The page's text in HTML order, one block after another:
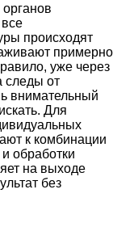
происходят
примерно
уже через
следы от
внимательный
Для
к комбинации
обработки
на выходе
без